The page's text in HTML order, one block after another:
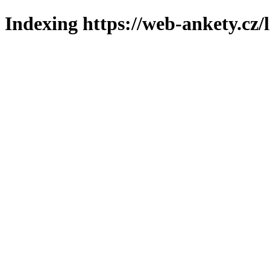
Indexing https://web-